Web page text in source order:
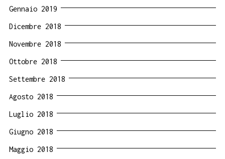
Gennaio 2019
Dicembre 2018
Novembre 2018
Ottobre 2018
Settembre 2018
Agosto 2018
Luglio 2018
Giugno 2018
Maggio 2018